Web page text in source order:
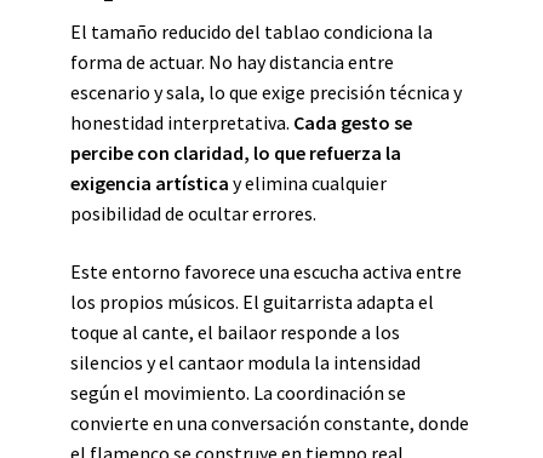
El tamaño reducido del tablao condiciona la
forma de actuar. No hay distancia entre
escenario y sala, lo que exige precisión técnica y
honestidad interpretativa. Cada gesto se
percibe con claridad, lo que refuerza la
exigencia artística y elimina cualquier
posibilidad de ocultar errores.
Este entorno favorece una escucha activa entre
los propios músicos. El guitarrista adapta el
toque al cante, el bailaor responde a los
silencios y el cantaor modula la intensidad
según el movimiento. La coordinación se
convierte en una conversación constante, donde
el flamenco se construye en tiempo real.